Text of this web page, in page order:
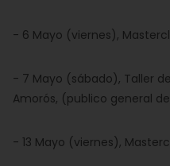
- 6 Mayo (viernes),
- 7 Mayo (sábado), Taller
Amorós, (publico general
- 13 Mayo (viernes),